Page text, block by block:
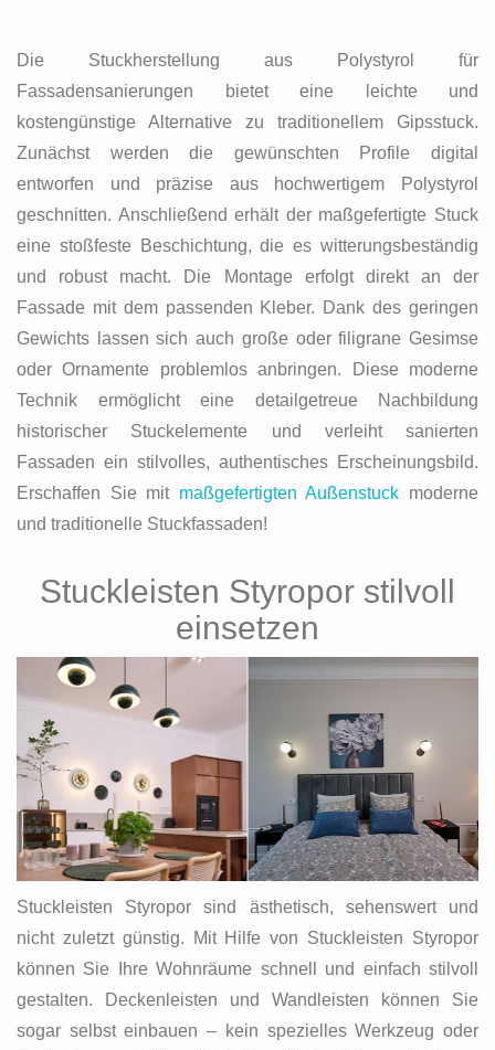
Die Stuckherstellung aus Polystyrol für
Fassadensanierungen bietet eine leichte und
kostengünstige Alternative zu traditionellem Gipsstuck.
Zunächst werden die gewünschten Profile digital
entworfen und präzise aus hochwertigem Polystyrol
geschnitten. Anschließend erhält der maßgefertigte Stuck
eine stoßfeste Beschichtung, die es witterungsbeständig
und robust macht. Die Montage erfolgt direkt an der
Fassade mit dem passenden Kleber. Dank des geringen
Gewichts lassen sich auch große oder filigrane Gesimse
oder Ornamente problemlos anbringen. Diese moderne
Technik ermöglicht eine detailgetreue Nachbildung
historischer Stuckelemente und verleiht sanierten
Fassaden ein stilvolles, authentisches Erscheinungsbild.
Erschaffen Sie mit maßgefertigten Außenstuck moderne
und traditionelle Stuckfassaden!
Stuckleisten Styropor stilvoll
einsetzen
Stuckleisten Styropor sind ästhetisch, sehenswert und
nicht zuletzt günstig. Mit Hilfe von Stuckleisten Styropor
können Sie Ihre Wohnräume schnell und einfach stilvoll
gestalten. Deckenleisten und Wandleisten können Sie
sogar selbst einbauen – kein spezielles Werkzeug oder